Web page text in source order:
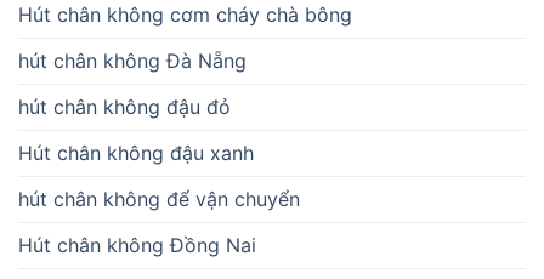
Hút chân không cơm cháy chà bông
hút chân không Đà Nẵng
hút chân không đậu đỏ
Hút chân không đậu xanh
hút chân không để vận chuyển
Hút chân không Đồng Nai